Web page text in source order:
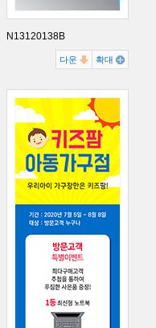
N13120138B
다운 확대